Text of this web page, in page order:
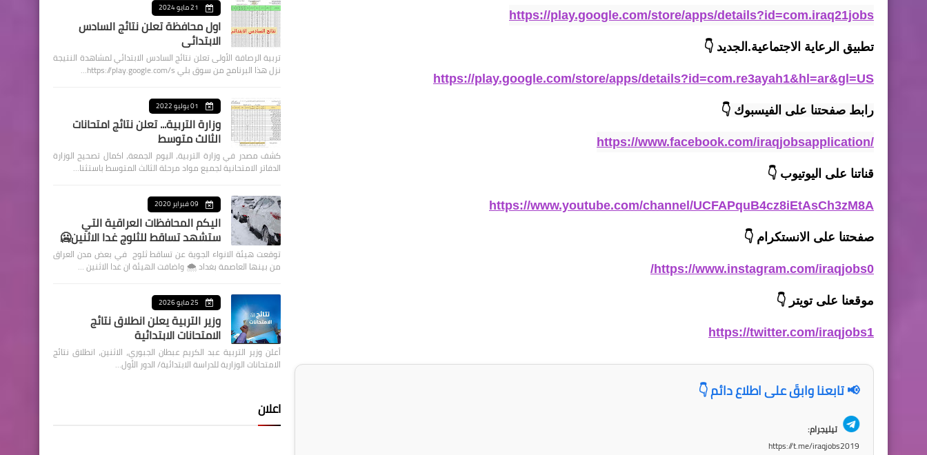
https://play.google.com/store/apps/details?id=com.iraq21jobs
تطبيق الرعاية الاجتماعية. الجديد 👇
https://play.google.com/store/apps/details?id=com.re3ayah1&hl=ar&gl=US
رابط صفحتنا على الفيسبوك 👇
https://www.facebook.com/iraqjobsapplication/
قناتنا على اليوتيوب 👇
https://www.youtube.com/channel/UCFAPquB4cz8iEtAsCh3zM8A
صفحتنا على الانستكرام 👇
https://www.instagram.com/iraqjobs0/
موقعنا على تويتر 👇
https://twitter.com/iraqjobs1
📢 تابعنا وابقَ على اطلاع دائم 👇
تيليجرام:
https://t.me/iraqjobs2019
21 مايو 2024
اول محافظة تعلن نتائج السادس
الابتدائي
تربية الرصافة الأولى تعلن نتائج السادس الابتدائي لمشاهدة النتيجة
نزل هذا البرنامج من سوق بلي https://play.google.com/s…
01 يوليو 2022
وزارة التربية... تعلن نتائج امتحانات
الثالث متوسط
كشف مصدر في وزارة التربية، اليوم الجمعة، اكمال تصحيح الوزارة
الدفاتر الامتحانية لجميع مواد مرحلة الثالث المتوسط باستثنا…
09 فبراير 2020
اليكم المحافظات العراقية التي
ستشهد تساقط للثلوج غدا الاثنين🥶
توقعت هيئة الانواء الجوية عن تساقط ثلوج في بعض مدن العراق
من بينها العاصمة بغداد ⁦🌨️⁩ واضافت الهيئة ان غدا الاثنين …
25 مايو 2026
وزير التربية يعلن انطلاق نتائج
الامتحانات الابتدائية
أعلن وزير التربية عبد الكريم عبطان الجبوري، الاثنين، انطلاق نتائج
الامتحانات الوزارية للدراسة الابتدائية/ الدور الأول…
اعلان